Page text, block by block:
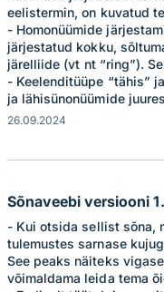
eelistermin, on kuvatud
- Homonüümide
järjestatud kokku,
järelliide (vt nt “ring”).
- Keelenditüüpe “tähis”
ja lähisünonüümide
26.09.2024
Sõnaveebi versiooni
- Kui otsida sellist sõna,
tulemustes sarnase
See peaks näiteks
võimaldama leida tema